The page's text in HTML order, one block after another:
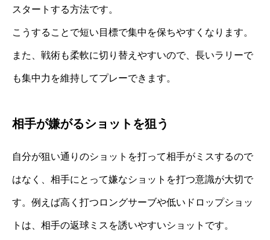
スタートする方法です。
こうすることで短い目標で集中を保ちやすくなります。
また、戦術も柔軟に切り替えやすいので、長いラリーで
も集中力を維持してプレーできます。
相手が嫌がるショットを狙う
自分が狙い通りのショットを打って相手がミスするので
はなく、相手にとって嫌なショットを打つ意識が大切で
す。例えば高く打つロングサーブや低いドロップショッ
トは、相手の返球ミスを誘いやすいショットです。